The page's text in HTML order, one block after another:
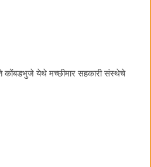
कोंबडभुजे येथे मच्छीमार सहकारी संस्थेचे